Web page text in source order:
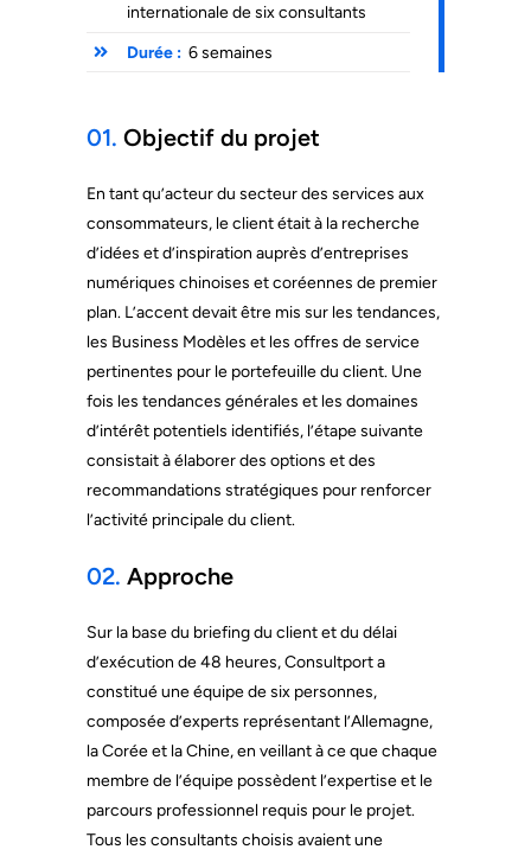
internationale de six consultants
Durée : 6 semaines
01. Objectif du projet
En tant qu’acteur du secteur des services aux
consommateurs, le client était à la recherche
d’idées et d’inspiration auprès d’entreprises
numériques chinoises et coréennes de premier
plan. L’accent devait être mis sur les tendances,
les Business Modèles et les offres de service
pertinentes pour le portefeuille du client. Une
fois les tendances générales et les domaines
d’intérêt potentiels identifiés, l’étape suivante
consistait à élaborer des options et des
recommandations stratégiques pour renforcer
l’activité principale du client.
02. Approche
Sur la base du briefing du client et du délai
d’exécution de 48 heures, Consultport a
constitué une équipe de six personnes,
composée d’experts représentant l’Allemagne,
la Corée et la Chine, en veillant à ce que chaque
membre de l’équipe possèdent l’expertise et le
parcours professionnel requis pour le projet.
Tous les consultants choisis avaient une